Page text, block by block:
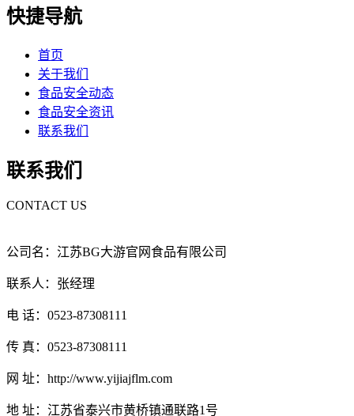
快捷导航
首页
关于我们
食品安全动态
食品安全资讯
联系我们
联系我们
CONTACT US
公司名：江苏BG大游官网食品有限公司
联系人：张经理
电 话：0523-87308111
传 真：0523-87308111
网 址：http://www.yijiajflm.com
地 址：江苏省泰兴市黄桥镇通联路1号